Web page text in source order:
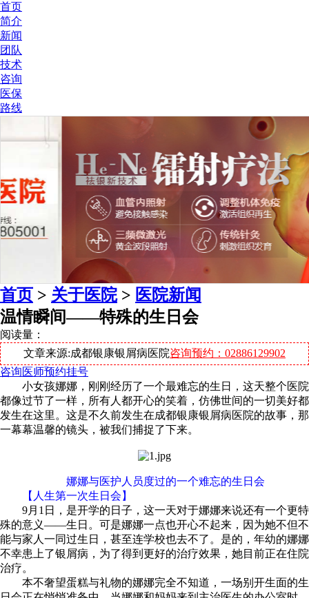
首页
简介
新闻
团队
技术
咨询
医保
路线
首页 > 关于医院> 医院新闻
温情瞬间——特殊的生日会
阅读量：
文章来源:成都银康银屑病医院咨询预约：02886129902
咨询医师预约挂号
小女孩娜娜，刚刚经历了一个最难忘的生日，这天整个医院
都像过节了一样，所有人都开心的笑着，仿佛世间的一切美好都
发生在这里。这是不久前发生在成都银康银屑病医院的故事，那
一幕幕温馨的镜头，被我们捕捉了下来。
娜娜与医护人员度过的一个难忘的生日会
【人生第一次生日会】
9月1日，是开学的日子，这一天对于娜娜来说还有一个更特
殊的意义——生日。可是娜娜一点也开心不起来，因为她不但不
能与家人一同过生日，甚至连学校也去不了。是的，年幼的娜娜
不幸患上了银屑病，为了得到更好的治疗效果，她目前正在住院
治疗。
本不奢望蛋糕与礼物的娜娜完全不知道，一场别开生面的生